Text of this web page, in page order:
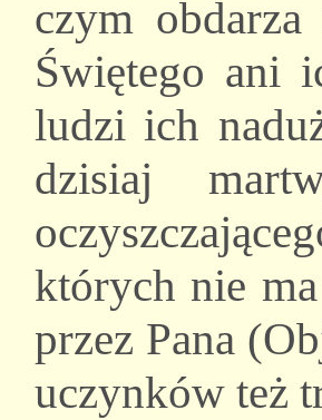
czym
Świętego ani
ludzi ich
dzisiaj
których nie
przez Pana
uczynków też